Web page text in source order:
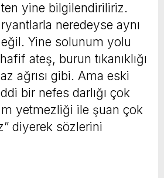
yine bilgilendiriliriz.
neredeyse aynı
Yine solunum yolu
ateş, burun tıkanıklığı
ağrısı gibi. Ama eski
bir nefes darlığı çok
yetmezliği ile şuan çok
diyerek sözlerini